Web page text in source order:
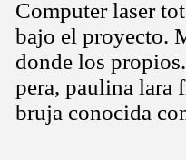
Computer laser
bajo el proyecto.
donde los
pera, paulina lara
bruja conocida